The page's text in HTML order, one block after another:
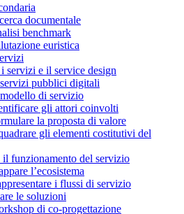
documentale
benchmark
euristica
servizi e il service design
pubblici digitali
di servizio
gli attori coinvolti
la proposta di valore
gli elementi costitutivi del
il funzionamento del servizio
l’ecosistema
i flussi di servizio
le soluzioni
di co-progettazione